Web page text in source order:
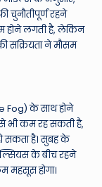
चुनौतीपूर्ण रहने
होने लगती है, लेकिन
सक्रियता ने मौसम
के साथ होने
से भी कम रह सकती है,
सकता है। सुबह के
के बीच रहने
महसूस होगा।